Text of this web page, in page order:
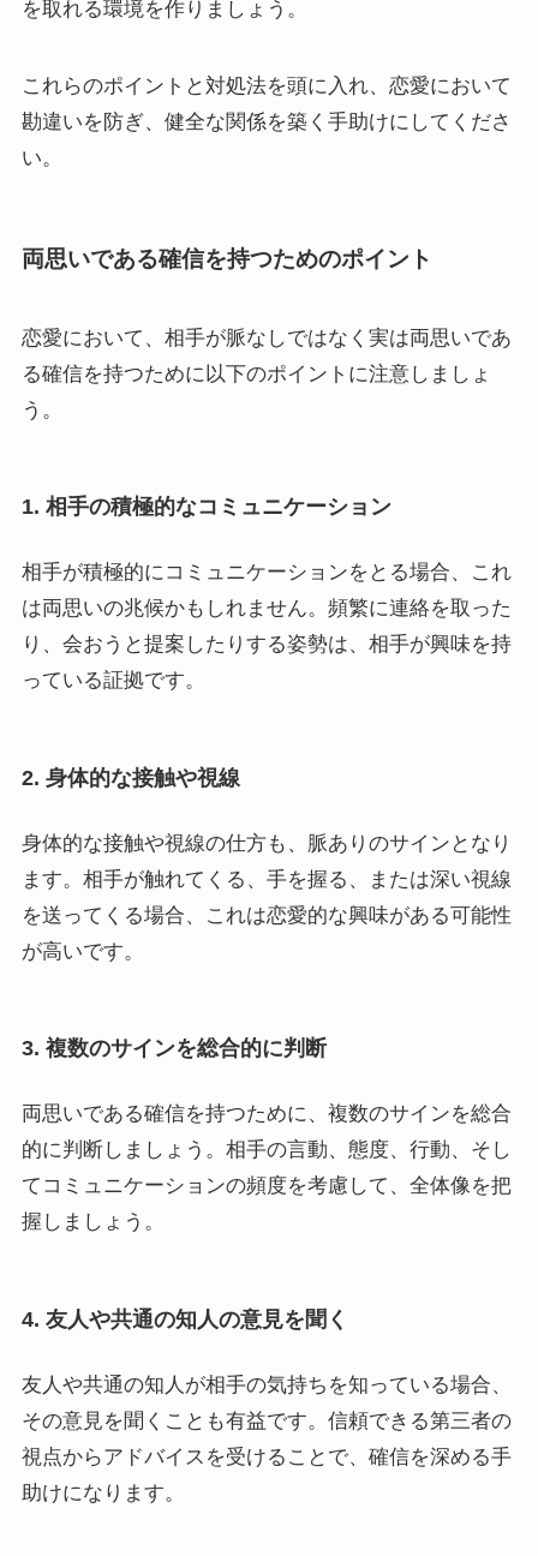
を取れる環境を作りましょう。
これらのポイントと対処法を頭に入れ、恋愛において
勘違いを防ぎ、健全な関係を築く手助けにしてくださ
い。
両思いである確信を持つためのポイント
恋愛において、相手が脈なしではなく実は両思いであ
る確信を持つために以下のポイントに注意しましょ
う。
1. 相手の積極的なコミュニケーション
相手が積極的にコミュニケーションをとる場合、これ
は両思いの兆候かもしれません。頻繁に連絡を取った
り、会おうと提案したりする姿勢は、相手が興味を持
っている証拠です。
2. 身体的な接触や視線
身体的な接触や視線の仕方も、脈ありのサインとなり
ます。相手が触れてくる、手を握る、または深い視線
を送ってくる場合、これは恋愛的な興味がある可能性
が高いです。
3. 複数のサインを総合的に判断
両思いである確信を持つために、複数のサインを総合
的に判断しましょう。相手の言動、態度、行動、そし
てコミュニケーションの頻度を考慮して、全体像を把
握しましょう。
4. 友人や共通の知人の意見を聞く
友人や共通の知人が相手の気持ちを知っている場合、
その意見を聞くことも有益です。信頼できる第三者の
視点からアドバイスを受けることで、確信を深める手
助けになります。